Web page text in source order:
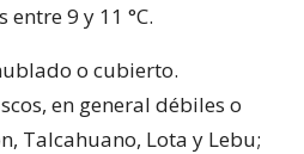
entre 9 y 11 °C.
o cubierto.
en general débiles o
Talcahuano, Lota y Lebu;